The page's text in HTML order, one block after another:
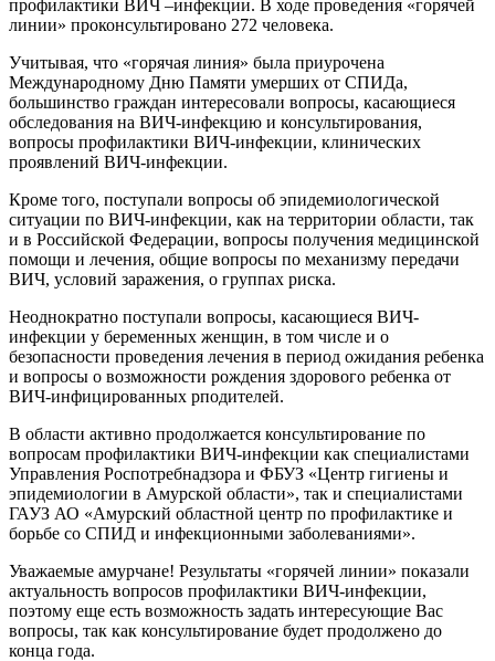
профилактики ВИЧ –инфекции. В ходе проведения «горячей
линии» проконсультировано 272 человека.
Учитывая, что «горячая линия» была приурочена
Международному Дню Памяти умерших от СПИДа,
большинство граждан интересовали вопросы, касающиеся
обследования на ВИЧ-инфекцию и консультирования,
вопросы профилактики ВИЧ-инфекции, клинических
проявлений ВИЧ-инфекции.
Кроме того, поступали вопросы об эпидемиологической
ситуации по ВИЧ-инфекции, как на территории области, так
и в Российской Федерации, вопросы получения медицинской
помощи и лечения, общие вопросы по механизму передачи
ВИЧ, условий заражения, о группах риска.
Неоднократно поступали вопросы, касающиеся ВИЧ-
инфекции у беременных женщин, в том числе и о
безопасности проведения лечения в период ожидания ребенка
и вопросы о возможности рождения здорового ребенка от
ВИЧ-инфицированных рподителей.
В области активно продолжается консультирование по
вопросам профилактики ВИЧ-инфекции как специалистами
Управления Роспотребнадзора и ФБУЗ «Центр гигиены и
эпидемиологии в Амурской области», так и специалистами
ГАУЗ АО «Амурский областной центр по профилактике и
борьбе со СПИД и инфекционными заболеваниями».
Уважаемые амурчане! Результаты «горячей линии» показали
актуальность вопросов профилактики ВИЧ-инфекции,
поэтому еще есть возможность задать интересующие Вас
вопросы, так как консультирование будет продолжено до
конца года.